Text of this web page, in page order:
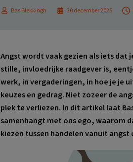
Bas Blekkingh 30 december 2025
Angst wordt vaak gezien als iets dat
stille, invloedrijke raadgever is,
werk, in vergaderingen, in hoe je je
keuzes en gedrag. Niet zozeer de
plek te verliezen. In dit artikel laat
samenhangt met ons ego, waarom
kiezen tussen handelen vanuit